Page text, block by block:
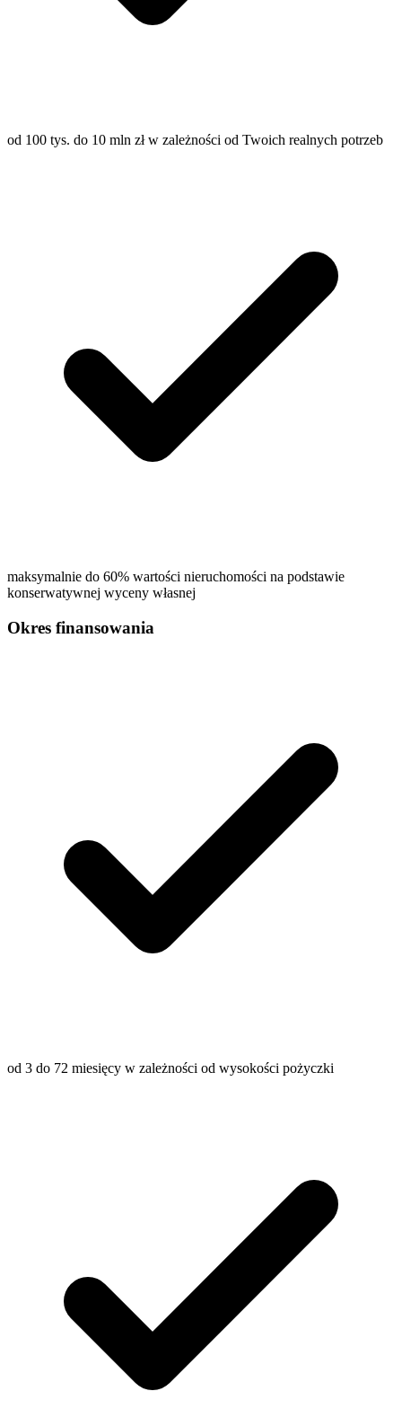
od 100 tys. do 10 mln zł w zależności od Twoich realnych potrzeb
maksymalnie do 60% wartości nieruchomości na podstawie
konserwatywnej wyceny własnej
Okres finansowania
od 3 do 72 miesięcy w zależności od wysokości pożyczki